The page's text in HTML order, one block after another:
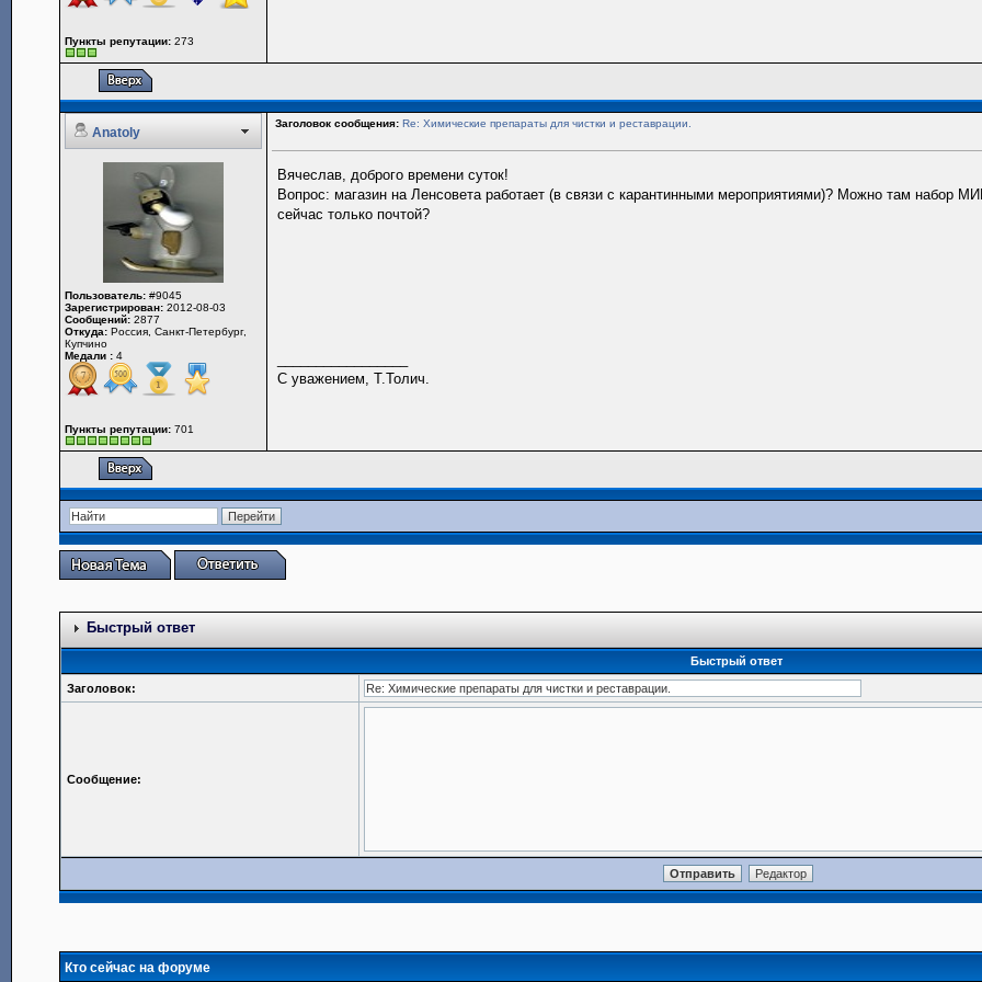
Пункты репутации:273
Anatoly
Заголовок сообщения: Re: Химические препараты для чистки и реставрации.
Пользователь:#9045
Зарегистрирован:2012-08-03
Сообщений:2877
Откуда:Россия, Санкт-Петербург,
Купчино
Медали :4
Пункты репутации:701
Вячеслав, доброго времени суток!
Вопрос: магазин на Ленсовета работает (в связи с карантинными мероприятиями)? Можно там набор
сейчас только почтой?
С уважением, Т.Толич.
Быстрый ответ
Быстрый ответ
Заголовок:
Сообщение:
Кто сейчас на форуме